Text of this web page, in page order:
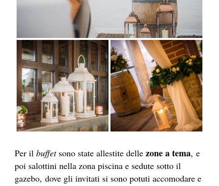
Per il buffetsono state allestite delle zone a tema, e
poi salottini nella zona piscina e sedute sotto il
gazebo, dove gli invitati si sono potuti accomodare e